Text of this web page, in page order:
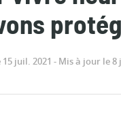
15 juil. 2021 - Mis à jour le 8